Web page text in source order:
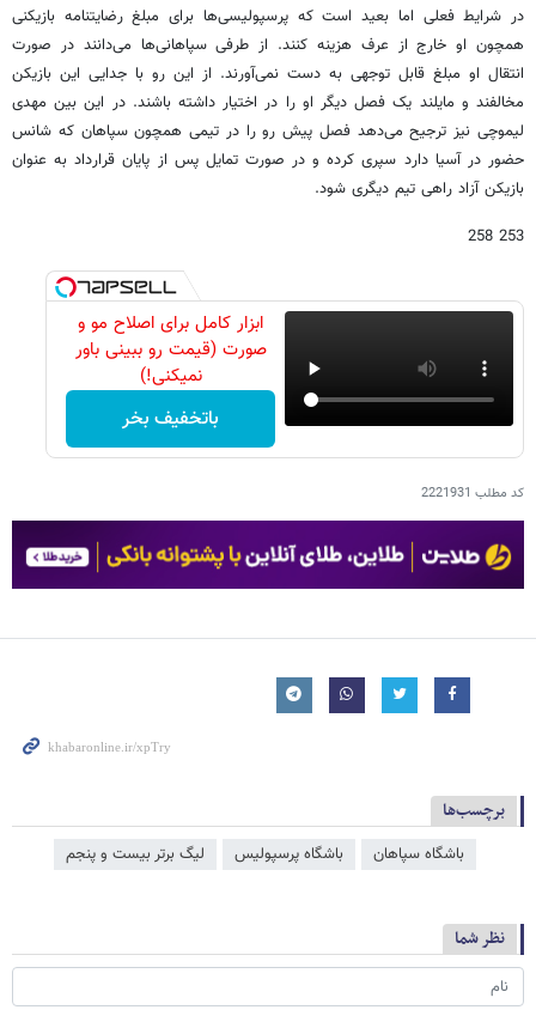
در شرایط فعلی اما بعید است که پرسپولیسی‌ها برای مبلغ رضایتنامه بازیکنی
همچون او خارج از عرف هزینه کنند. از طرفی سپاهانی‌ها می‌دانند در صورت
انتقال او مبلغ قابل توجهی به دست نمی‌آورند. از این رو با جدایی این بازیکن
مخالفند و مایلند یک فصل دیگر او را در اختیار داشته باشند. در این بین مهدی
لیموچی نیز ترجیح می‌دهد فصل پیش رو را در تیمی همچون سپاهان که شانس
حضور در آسیا دارد سپری کرده و در صورت تمایل پس از پایان قرارداد به عنوان
بازیکن آزاد راهی تیم دیگری شود.
253 258
ابزار کامل برای اصلاح مو و
صورت (قیمت رو ببینی باور
نمیکنی!)
باتخفیف بخر
کد مطلب 2221931
برچسب‌ها
باشگاه سپاهان باشگاه پرسپولیس لیگ برتر بیست و پنجم
نظر شما